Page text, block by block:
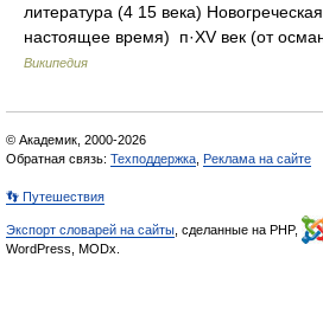
литература (4 15 века)
настоящее время) п·XV век (от
Википедия
© Академик, 2000-2026
Обратная связь: Техподдержка Реклама на сайте
👣 Путешествия
Экспорт словарей на сайты , сделанные на PHP,
WordPress, MODx.